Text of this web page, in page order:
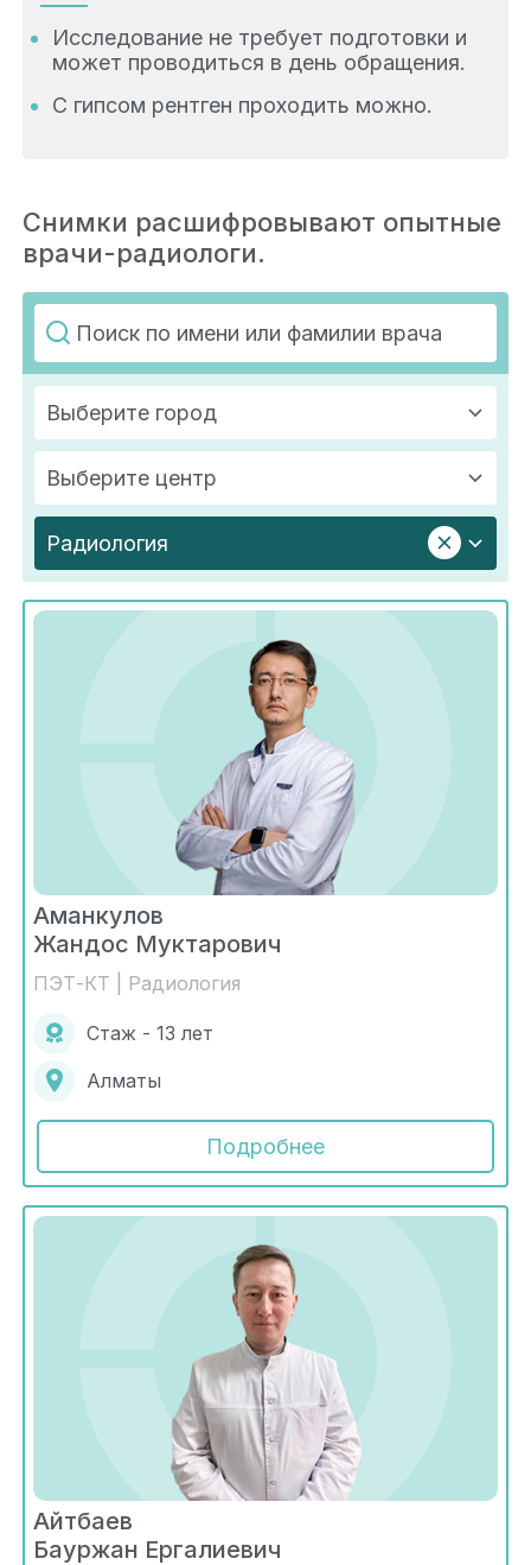
Исследование не требует подготовки и
может проводиться в день обращения.
С гипсом рентген проходить можно.
Снимки расшифровывают опытные
врачи-радиологи.
Выберите город
Выберите центр
Радиология
Аманкулов
Жандос Муктарович
ПЭТ-КТ | Радиология
Стаж - 13 лет
Алматы
Подробнее
Айтбаев
Бауржан Ергалиевич